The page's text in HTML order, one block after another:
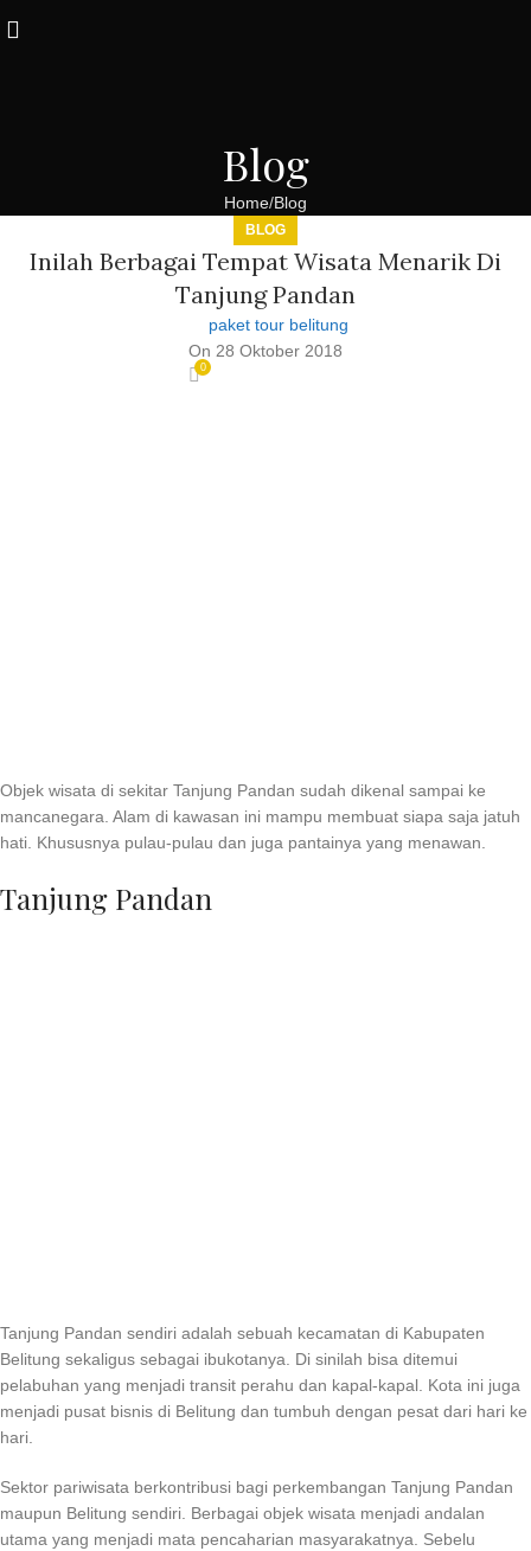
Blog
Home Blog
BLOG
Inilah Berbagai Tempat Wisata Menarik Di
Tanjung Pandan
paket tour belitung
On 28 Oktober 2018
0
Objek wisata di sekitar Tanjung Pandan sudah dikenal sampai ke
mancanegara. Alam di kawasan ini mampu membuat siapa saja jatuh
hati. Khususnya pulau-pulau dan juga pantainya yang menawan.
Tanjung Pandan
Tanjung Pandan sendiri adalah sebuah kecamatan di Kabupaten
Belitung sekaligus sebagai ibukotanya. Di sinilah bisa ditemui
pelabuhan yang menjadi transit perahu dan kapal-kapal. Kota ini juga
menjadi pusat bisnis di Belitung dan tumbuh dengan pesat dari hari ke
hari.
Sektor pariwisata berkontribusi bagi perkembangan Tanjung Pandan
maupun Belitung sendiri. Berbagai objek wisata menjadi andalan
utama yang menjadi mata pencaharian masyarakatnya. Sebelu